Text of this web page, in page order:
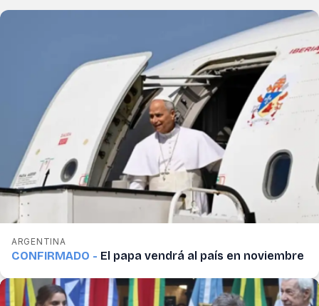
ARGENTINA
CONFIRMADO - El papa vendrá al país en noviembre